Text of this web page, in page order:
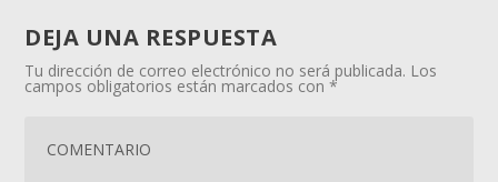
DEJA UNA RESPUESTA
Tu dirección de correo electrónico no será publicada. Los
campos obligatorios están marcados con*